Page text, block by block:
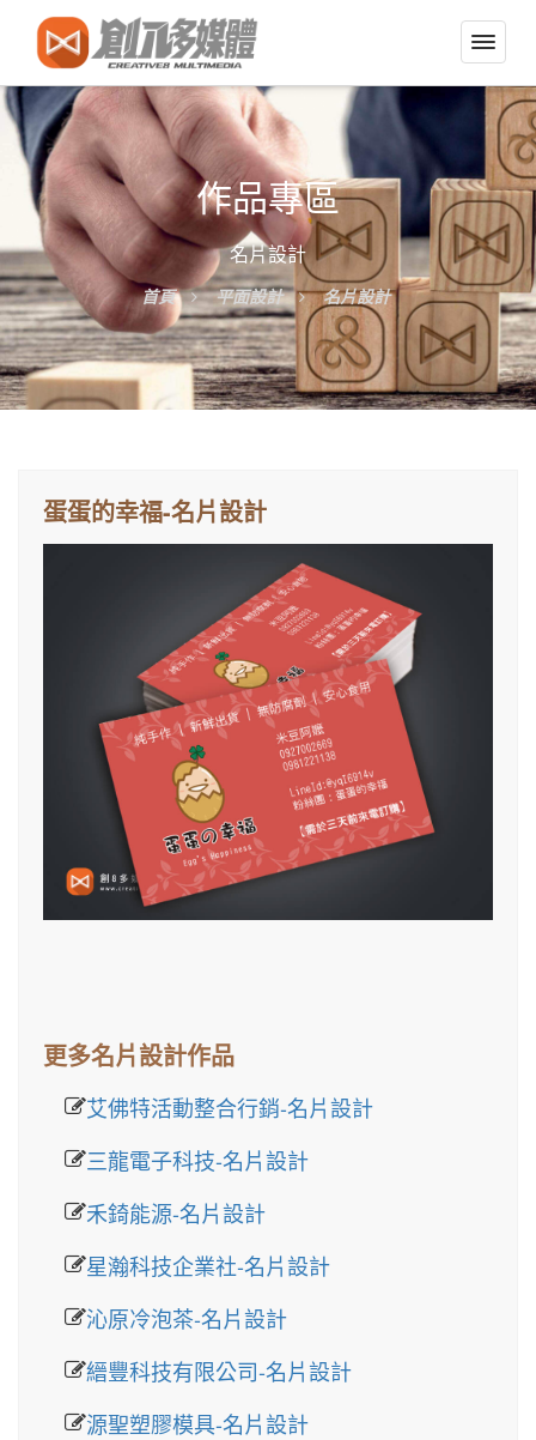
切
換
導
選
單
作品專區
名片設計
首頁 平面設計 名片設計
蛋蛋的幸福-名片設計
更多名片設計作品
艾佛特活動整合行銷-名片設計
三龍電子科技-名片設計
禾錡能源-名片設計
星瀚科技企業社-名片設計
沁原冷泡茶-名片設計
縉豐科技有限公司-名片設計
源聖塑膠模具-名片設計